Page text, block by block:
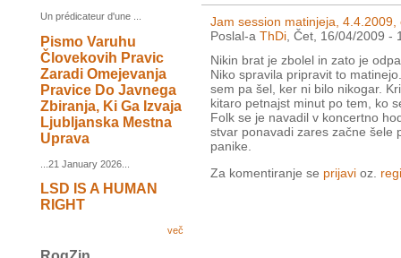
Un prédicateur d'une ...
Pismo Varuhu
Človekovih Pravic
Zaradi Omejevanja
Pravice Do Javnega
Zbiranja, Ki Ga Izvaja
Ljubljanska Mestna
Uprava
...21 January 2026...
LSD IS A HUMAN
RIGHT
več
Jam session matinjeja,
Poslal-a ThDi , Čet, 16/04/2009 -
Nikin brat je zbolel in zato je
Niko spravila pripravit to
sem pa šel, ker ni bilo nikogar.
kitaro petnajst minut po tem, ko
Folk se je navadil v koncertno
stvar ponavadi zares začne šele
panike.
Za komentiranje se prijavi oz.